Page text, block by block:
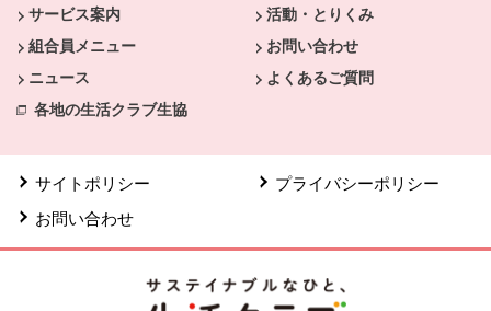
サービス案内
活動・とりくみ
組合員メニュー
お問い合わせ
ニュース
よくあるご質問
各地の生活クラブ生協
サイトポリシー
プライバシーポリシー
お問い合わせ